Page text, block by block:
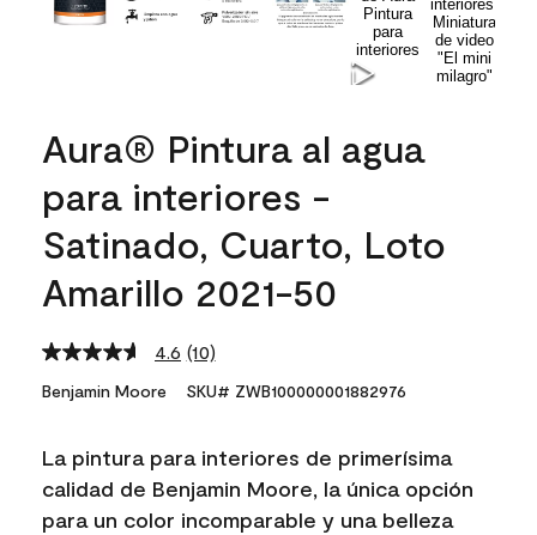
Aura® Pintura al agua
para interiores -
Satinado, Cuarto, Loto
Amarillo 2021-50
4.6 Read
10
Reviews.
link.
(10)
Benjamin Moore SKU# ZWB100000001882976
La pintura para interiores de primerísima
calidad de Benjamin Moore, la única opción
para un color incomparable y una belleza